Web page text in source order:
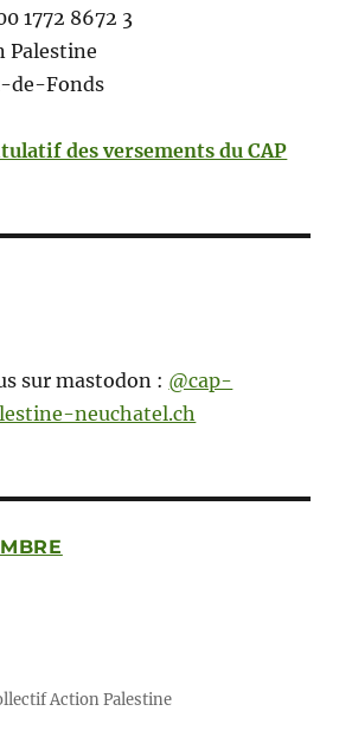
1772 8672 3
Palestine
de-Fonds
des versements du CAP
sur mastodon : @cap-
neuchatel.ch
Action Palestine